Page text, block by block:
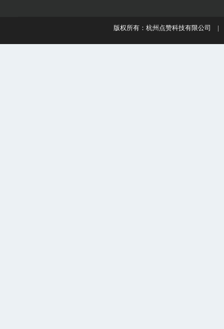
版权所有：杭州点赞科技有限公司